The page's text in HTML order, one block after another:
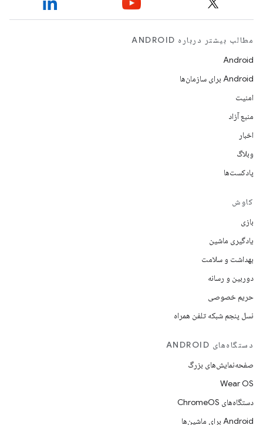
مطالب بیشتر درباره ANDROID
Android
Android برای سازمان‌ها
امنیت
منبع آزاد
اخبار
وبلاگ
پادکست‌ها
کاوش
بازی
یادگیری ماشین
بهداشت و سلامت
دوربین و رسانه
حریم خصوصی
نسل پنجم شبکه تلفن همراه
دستگاه‌های ANDROID
صفحه‌نمایش‌های بزرگ
Wear OS
دستگاه‌های ChromeOS
Android برای ماشین‌ها